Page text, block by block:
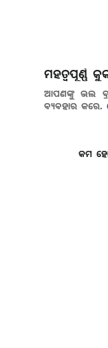
ମହତ୍ୱପୂର୍ଣ୍ଣ
ଆପଣଙ୍କୁ ଭଲ
ବ୍ୟବହାର କରେ.
କମ